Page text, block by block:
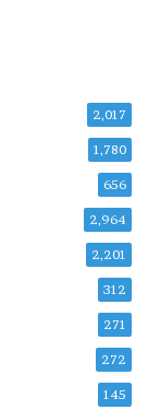
2,017
1,780
656
2,964
2,201
312
271
272
145